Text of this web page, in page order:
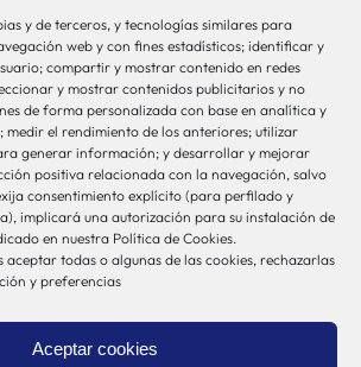
y de terceros, y tecnologías similares para
web y con fines estadísticos; identificar y
compartir y mostrar contenido en redes
y mostrar contenidos publicitarios y no
de forma personalizada con base en analítica y
medir el rendimiento de los anteriores; utilizar
generar información; y desarrollar y mejorar
positiva relacionada con la navegación, salvo
consentimiento explícito (para perfilado y
implicará una autorización para su instalación de
en nuestra Política de Cookies.
aceptar todas o algunas de las cookies, rechazarlas
y preferencias
Aceptar cookies
sistemak.eus
90